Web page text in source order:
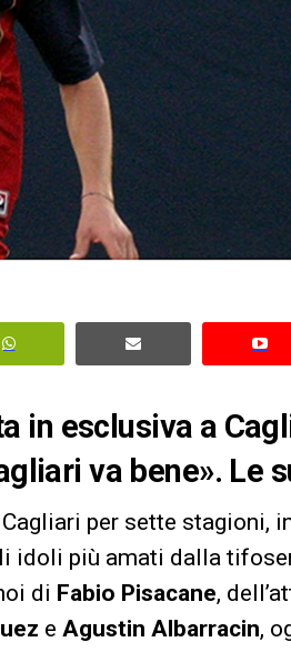
in esclusiva a
va bene». Le
per sette stagioni,
idoli più amati dalla
di Fabio Pisacane,
e Agustin Albarracin,